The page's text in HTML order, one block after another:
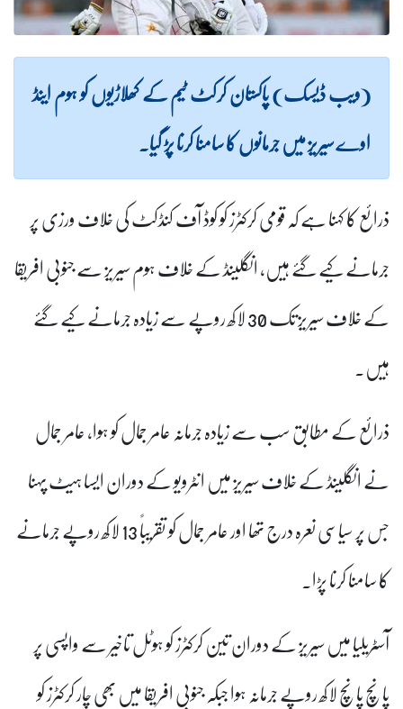
(ویب ڈیسک) پاکستان کرکٹ ٹیم کے کھلاڑیوں کو ہوم اینڈ
اوے سیریز میں جرمانوں کا سامنا کرنا پڑ گیا۔
ذرائع کا کہنا ہے کہ قومی کرکٹرز کو کوڈ آف کنڈکٹ کی خلاف ورزی پر
جرمانے کیے گئے ہیں، انگلینڈ کے خلاف ہوم سیریز سے جنوبی افریقا
کے خلاف سیریز تک 30 لاکھ روپے سے زیادہ جرمانے کیے گئے
ہیں۔
ذرائع کے مطابق سب سے زیادہ جرمانہ عامر جمال کو ہوا، عامر جمال
نے انگلینڈ کے خلاف سیریز میں انٹرویو کے دوران ایسا ہیٹ پہنا
جس پر سیاسی نعرہ درج تھا اور عامر جمال کو تقریباً 13 لاکھ روپے جرمانے
کا سامنا کرنا پڑا۔
آسٹریلیا میں سیریز کے دوران تین کرکٹرز کو ہوٹل تاخیر سے واپسی پر
پانچ پانچ لاکھ روپے جرمانہ ہوا جبکہ جنوبی افریقا میں بھی چار کرکٹرز کو